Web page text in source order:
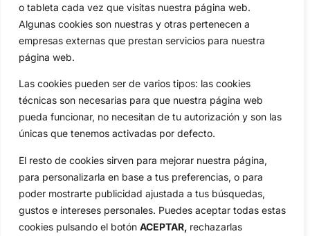
o tableta cada vez que visitas nuestra página web.
Algunas cookies son nuestras y otras pertenecen a
empresas externas que prestan servicios para nuestra
página web.
Las cookies pueden ser de varios tipos: las cookies
técnicas son necesarias para que nuestra página web
pueda funcionar, no necesitan de tu autorización y son las
únicas que tenemos activadas por defecto.
El resto de cookies sirven para mejorar nuestra página,
para personalizarla en base a tus preferencias, o para
poder mostrarte publicidad ajustada a tus búsquedas,
gustos e intereses personales. Puedes aceptar todas estas
cookies pulsando el botón ACEPTAR, rechazarlas
Actualidad
Amateurs
Circuitos
Ryder Cup
Reglas
Compañía
Política de Privacidad
Publicidad
Newsletters